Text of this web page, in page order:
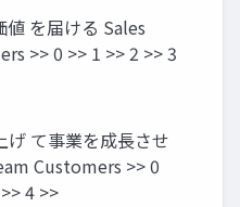
値 を届ける Sales
>> 0 >> 1 >> 2 >> 3
げ て事業を成長させ
Customers >> 0
4 >>